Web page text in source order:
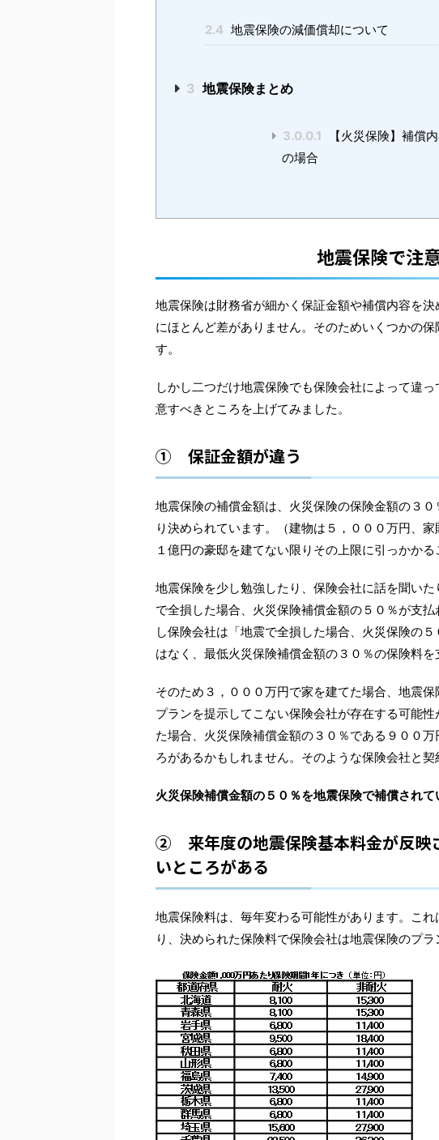
2.4 地震保険の減価償却について
3 地震保険まとめ
3.0.0.1
【火災保険】補償
の場合
地震保険で注
地震保険は財務省が細かく保証金額や補償内容を
にほとんど差がありません。そのためいくつかの
す。
しかし二つだけ地震保険でも保険会社によって違
意すべきところを上げてみました。
➀ 保証金額が違う
地震保険の補償金額は、火災保険の保険金額の３
り決められています。（建物は５，０００万円、
１億円の豪邸を建てない限りその上限に引っかかる
地震保険を少し勉強したり、保険会社に話を聞い
で全損した場合、火災保険補償金額の５０％が支
し保険会社は「地震で全損した場合、火災保険の
はなく、最低火災保険補償金額の３０％の保険料を
そのため３，０００万円で家を建てた場合、地震
プランを提示してこない保険会社が存在する可能
た場合、火災保険補償金額の３０％である９００
ろがあるかもしれません。そのような保険会社と
火災保険補償金額の５０％を地震保険で補償されて
② 来年度の地震保険基本料金が反映
いところがある
地震保険料は、毎年変わる可能性があります。こ
り、決められた保険料で保険会社は地震保険のプラ